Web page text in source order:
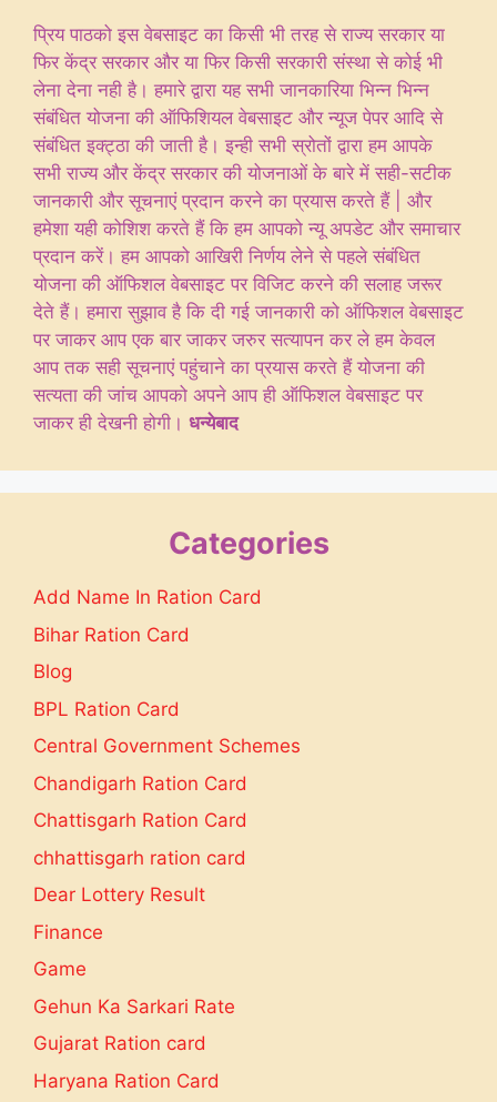
प्रिय पाठको इस वेबसाइट का किसी भी तरह से राज्य सरकार या
फिर केंद्र सरकार और या फिर किसी सरकारी संस्था से कोई भी
लेना देना नही है। हमारे द्वारा यह सभी जानकारिया भिन्न भिन्न
संबंधित योजना की ऑफिशियल वेबसाइट और न्यूज पेपर आदि से
संबंधित इक्ट्ठा की जाती है। इन्ही सभी स्रोतों द्वारा हम आपके
सभी राज्य और केंद्र सरकार की योजनाओं के बारे में सही-सटीक
जानकारी और सूचनाएं प्रदान करने का प्रयास करते हैं | और
हमेशा यही कोशिश करते हैं कि हम आपको न्यू अपडेट और समाचार
प्रदान करें। हम आपको आखिरी निर्णय लेने से पहले संबंधित
योजना की ऑफिशल वेबसाइट पर विजिट करने की सलाह जरूर
देते हैं। हमारा सुझाव है कि दी गई जानकारी को ऑफिशल वेबसाइट
पर जाकर आप एक बार जाकर जरुर सत्यापन कर ले हम केवल
आप तक सही सूचनाएं पहुंचाने का प्रयास करते हैं योजना की
सत्यता की जांच आपको अपने आप ही ऑफिशल वेबसाइट पर
जाकर ही देखनी होगी। धन्येबाद
Categories
Add Name In Ration Card
Bihar Ration Card
Blog
BPL Ration Card
Central Government Schemes
Chandigarh Ration Card
Chattisgarh Ration Card
chhattisgarh ration card
Dear Lottery Result
Finance
Game
Gehun Ka Sarkari Rate
Gujarat Ration card
Haryana Ration Card